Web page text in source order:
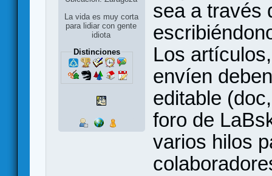
La vida es muy corta
para lidiar con gente
idiota
Distinciones
sea a través
Los
envíen
editable
foro de
varios hilos